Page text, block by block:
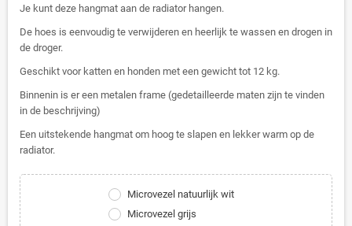
Je kunt deze hangmat aan de radiator hangen.
De hoes is eenvoudig te verwijderen en heerlijk te wassen en drogen in
de droger.
Geschikt voor katten en honden met een gewicht tot 12 kg.
Binnenin is er een metalen frame (gedetailleerde maten zijn te vinden
in de beschrijving)
Een uitstekende hangmat om hoog te slapen en lekker warm op de
radiator.
Microvezel natuurlijk wit
Microvezel grijs